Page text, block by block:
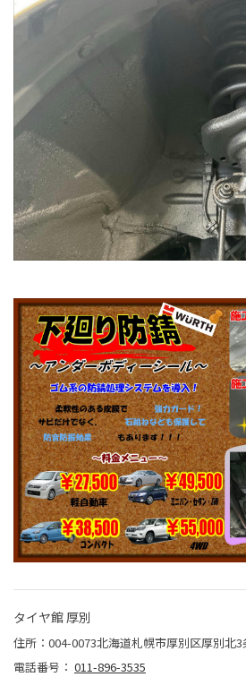
タイヤ館 厚別
住所：004-0073北海道札幌市厚別区厚別北3
電話番号： 011-896-3535